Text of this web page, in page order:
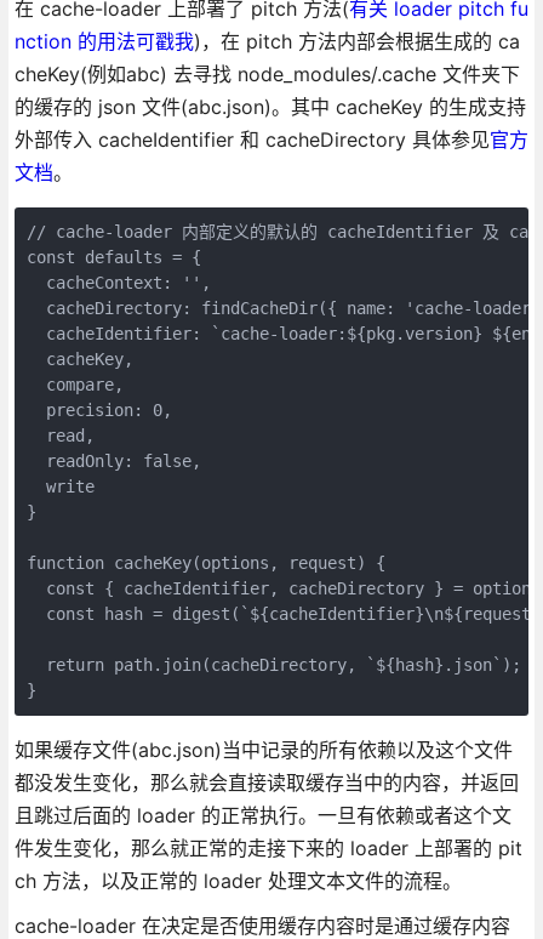
在 cache-loader 上部署了 pitch 方法(有关 loader pitch fu
nction 的用法可戳我)，在 pitch 方法内部会根据生成的 ca
cheKey(例如abc) 去寻找 node_modules/.cache 文件夹下
的缓存的 json 文件(abc.json)。其中 cacheKey 的生成支持
外部传入 cacheIdentifier 和 cacheDirectory 具体参见官方
文档。
// cache-loader 内部定义的默认的 cacheIdentifier 及
const defaults = {
  cacheContext: '',
cacheDirectory: findCacheDir({ name: 'cache-
cacheIdentifier: `cache-loader:${pkg.version}
  cacheKey,
  compare,
  precision: 0,
  read,
  readOnly: false,
  write
}
function cacheKey(options, request) {
const { cacheIdentifier, cacheDirectory } =
const hash =
  return path.join(cacheDirectory, `${hash}.json`);
}
如果缓存文件(abc.json)当中记录的所有依赖以及这个文件
都没发生变化，那么就会直接读取缓存当中的内容，并返回
且跳过后面的 loader 的正常执行。一旦有依赖或者这个文
件发生变化，那么就正常的走接下来的 loader 上部署的 pit
ch 方法，以及正常的 loader 处理文本文件的流程。
cache-loader 在决定是否使用缓存内容时是通过缓存内容